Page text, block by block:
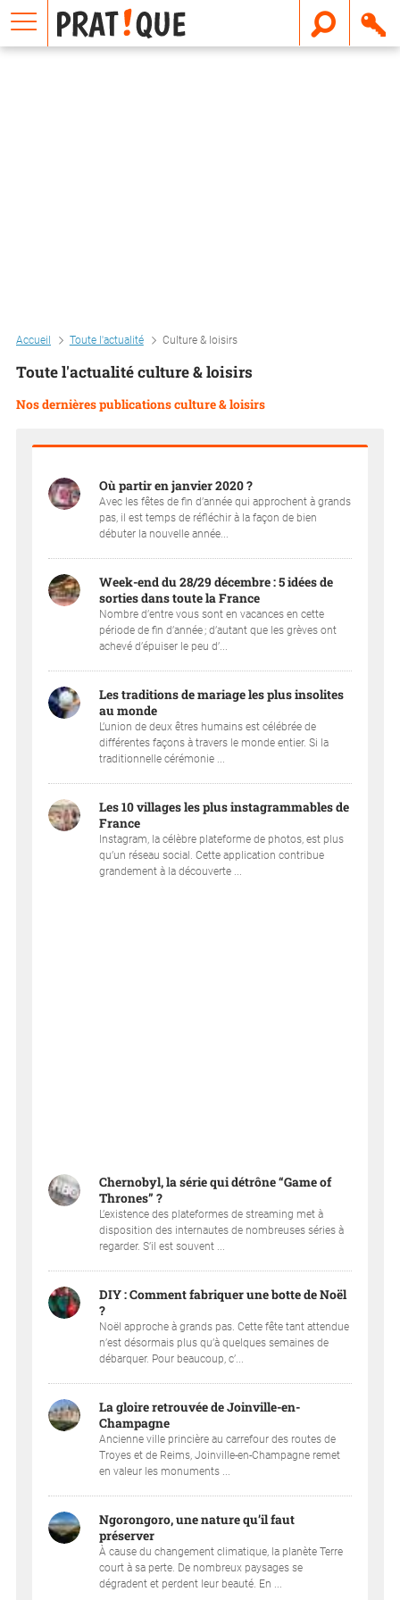
Accueil Toute l'actualité Culture & loisirs
Toute l'actualité culture & loisirs
Nos dernières publications culture & loisirs
Où partir en janvier 2020 ?
Avec les fêtes de fin d’année qui approchent à grands
pas, il est temps de réfléchir à la façon de bien
débuter la nouvelle année...
Week-end du 28/29 décembre : 5 idées de
sorties dans toute la France
Nombre d’entre vous sont en vacances en cette
période de fin d’année ; d’autant que les grèves ont
achevé d’épuiser le peu d’...
Les traditions de mariage les plus insolites
au monde
L’union de deux êtres humains est célébrée de
différentes façons à travers le monde entier. Si la
traditionnelle cérémonie ...
Les 10 villages les plus instagrammables de
France
Instagram, la célèbre plateforme de photos, est plus
qu’un réseau social. Cette application contribue
grandement à la découverte ...
Chernobyl, la série qui détrône “Game of
Thrones” ?
L’existence des plateformes de streaming met à
disposition des internautes de nombreuses séries à
regarder. S’il est souvent ...
DIY : Comment fabriquer une botte de Noël
?
Noël approche à grands pas. Cette fête tant attendue
n’est désormais plus qu’à quelques semaines de
débarquer. Pour beaucoup, c’...
La gloire retrouvée de Joinville-en-
Champagne
Ancienne ville princière au carrefour des routes de
Troyes et de Reims, Joinville-en-Champagne remet
en valeur les monuments ...
Ngorongoro, une nature qu’il faut
préserver
À cause du changement climatique, la planète Terre
court à sa perte. De nombreux paysages se
dégradent et perdent leur beauté. En ...
E
m
a